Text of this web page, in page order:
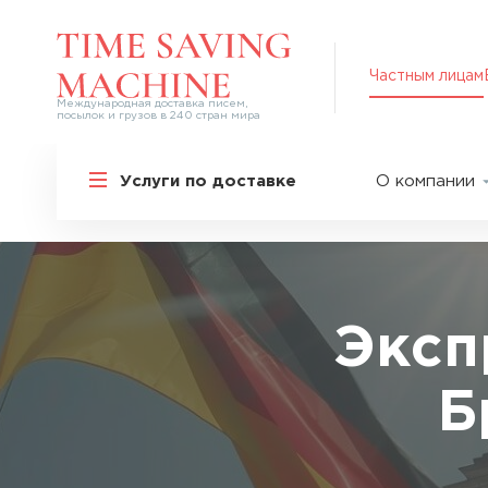
Международная доставка писем,
посылок и грузов в 240 стран мира
Частным лицам
Услуги по доставке
Международная доставка
СНГ
Экспресс-доставка в Россию
Специальные сервисы
Самые срочные тарифы
Перевозка специальных грузов
Дополнительные услуги
Популярные направления
О компании
Оплата
Вакансии
Акции
Упаковка